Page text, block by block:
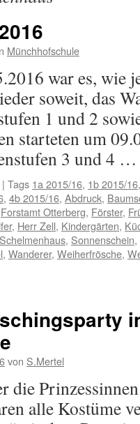
Münchhofschule
war es, wie
soweit, das
1 und 2
starteten um
3 und 4
| Tags 1a 2015/16, 1b 2015/16
, 4b 2015/16, Abdruck,
Forstamt Otterberg, Förster,
, Herr Zell, Kindergärten,
Schelmenhaus, Sonnenschein,
, Wanderer, Weiherfrösche,
von S.Mertel
die
alle Kostüme